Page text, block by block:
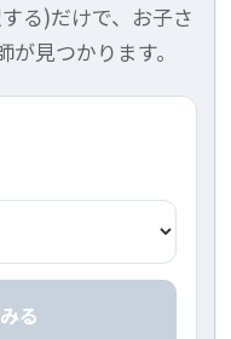
る)だけで、お子さ
見つかります。
る